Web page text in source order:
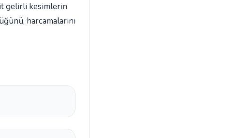
gelirli kesimlerin
harcamalarını